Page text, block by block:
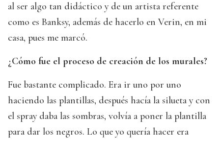
al ser algo tan didáctico y de un artista referente
como es Banksy, además de hacerlo en Verin, en mi
casa, pues me marcó.
¿Cómo fue el proceso de creación de los murales?
Fue bastante complicado. Era ir uno por uno
haciendo las plantillas, después hacía la silueta y con
el spray daba las sombras, volvía a poner la plantilla
para dar los negros. Lo que yo quería hacer era